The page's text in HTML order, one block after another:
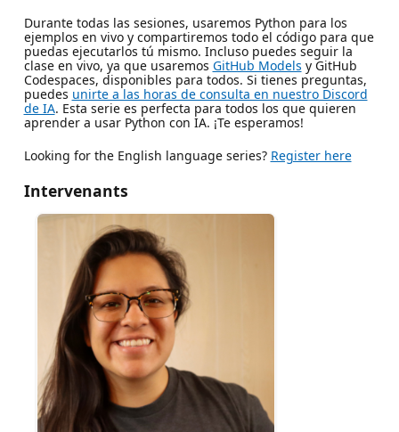
Durante todas las sesiones, usaremos Python para los
ejemplos en vivo y compartiremos todo el código para que
puedas ejecutarlos tú mismo. Incluso puedes seguir la
clase en vivo, ya que usaremos GitHub Models y GitHub
Codespaces, disponibles para todos. Si tienes preguntas,
puedes unirte a las horas de consulta en nuestro Discord
de IA. Esta serie es perfecta para todos los que quieren
aprender a usar Python con IA. ¡Te esperamos!
Looking for the English language series? Register here
Intervenants